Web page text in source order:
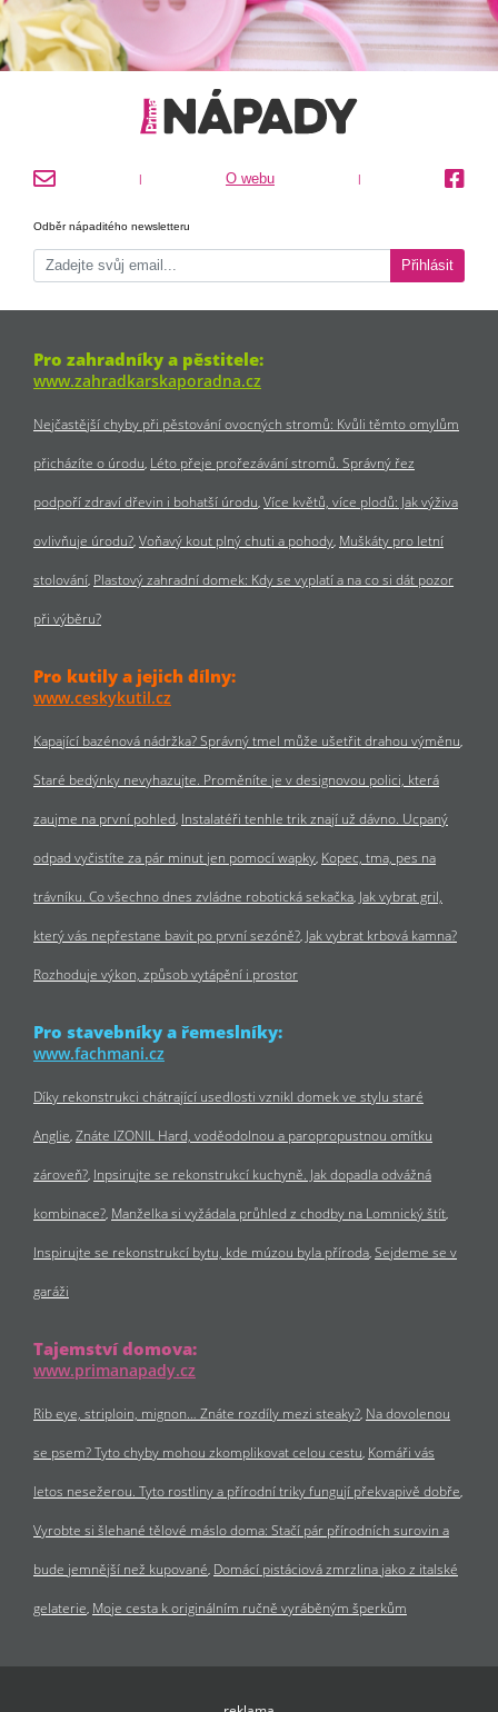
| O webu |
Odběr nápaditého newsletteru
Přihlásit
Pro zahradníky a pěstitele:
www.zahradkarskaporadna.cz
Nejčastější chyby při pěstování ovocných stromů: Kvůli těmto omylům
přicházíte o úrodu Léto přeje prořezávání stromů. Správný řez
podpoří zdraví dřevin i bohatší úrodu Více květů, více plodů: Jak výživa
ovlivňuje úrodu? Voňavý kout plný chuti a pohody Muškáty pro letní
stolování Plastový zahradní domek: Kdy se vyplatí a na co si dát pozor
při výběru?
Pro kutily a jejich dílny:
www.ceskykutil.cz
Kapající bazénová nádržka? Správný tmel může ušetřit drahou výměnu
Staré bedýnky nevyhazujte. Proměníte je v designovou polici, která
zaujme na první pohled Instalatéři tenhle trik znají už dávno. Ucpaný
odpad vyčistíte za pár minut jen pomocí wapky Kopec, tma, pes na
trávníku. Co všechno dnes zvládne robotická sekačka Jak vybrat gril,
který vás nepřestane bavit po první sezóně? Jak vybrat krbová kamna?
Rozhoduje výkon, způsob vytápění i prostor
Pro stavebníky a řemeslníky:
www.fachmani.cz
Díky rekonstrukci chátrající usedlosti vznikl domek ve stylu staré
Anglie Znáte IZONIL Hard, voděodolnou a paropropustnou omítku
zároveň? Inpsirujte se rekonstrukcí kuchyně. Jak dopadla odvážná
kombinace? Manželka si vyžádala průhled z chodby na Lomnický štít
Inspirujte se rekonstrukcí bytu, kde múzou byla příroda Sejdeme se v
garáži
Tajemství domova:
www.primanapady.cz
Rib eye, striploin, mignon… Znáte rozdíly mezi steaky? Na dovolenou
se psem? Tyto chyby mohou zkomplikovat celou cestu Komáři vás
letos nesežerou. Tyto rostliny a přírodní triky fungují překvapivě dobře
Vyrobte si šlehané tělové máslo doma: Stačí pár přírodních surovin a
bude jemnější než kupované Domácí pistáciová zmrzlina jako z italské
gelaterie Moje cesta k originálním ručně vyráběným šperkům